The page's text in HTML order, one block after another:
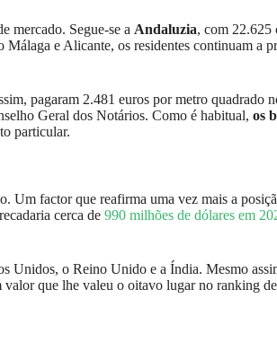
mercado. Segue-se a Andaluzia, com 22.625
e Alicante, os residentes continuam a
pagaram 2.481 euros por metro quadrado
Geral dos Notários. Como é habitual, os
particular.
Um factor que reafirma uma vez mais a
cerca de 990 milhões de dólares em
Unidos, o Reino Unido e a Índia. Mesmo
valor que lhe valeu o oitavo lugar no ranking